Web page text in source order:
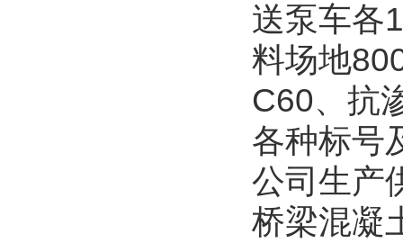
送泵车各
料场地
C60、抗
各种标号
公司生产
桥梁混凝